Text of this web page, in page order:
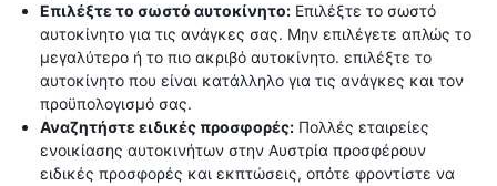
Επιλέξτε το σωστό αυτοκίνητο: Επιλέξτε το σωστό
αυτοκίνητο για τις ανάγκες σας. Μην επιλέγετε απλώς το
μεγαλύτερο ή το πιο ακριβό αυτοκίνητο. επιλέξτε το
αυτοκίνητο που είναι κατάλληλο για τις ανάγκες και τον
προϋπολογισμό σας.
Αναζητήστε ειδικές προσφορές: Πολλές εταιρείες
ενοικίασης αυτοκινήτων στην Αυστρία προσφέρουν
ειδικές προσφορές και εκπτώσεις, οπότε φροντίστε να